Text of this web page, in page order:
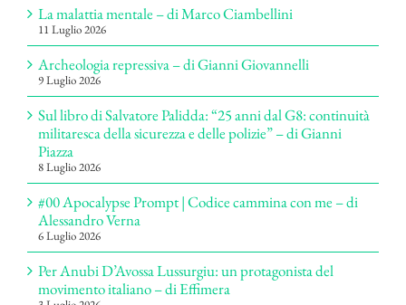
La malattia mentale – di Marco Ciambellini
11 Luglio 2026
Archeologia repressiva – di Gianni Giovannelli
9 Luglio 2026
Sul libro di Salvatore Palidda: “25 anni dal G8: continuità
militaresca della sicurezza e delle polizie” – di Gianni
Piazza
8 Luglio 2026
#00 Apocalypse Prompt | Codice cammina con me – di
Alessandro Verna
6 Luglio 2026
Per Anubi D’Avossa Lussurgiu: un protagonista del
movimento italiano – di Effimera